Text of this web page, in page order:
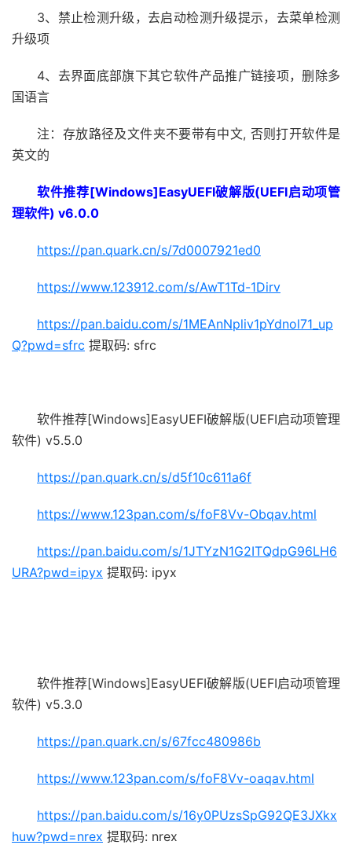
3、禁止检测升级，去启动检测升级提示，去菜单检测
升级项
4、去界面底部旗下其它软件产品推广链接项，删除多
国语言
注：存放路径及文件夹不要带有中文, 否则打开软件是
英文的
软件推荐[Windows]EasyUEFI破解版(UEFI启动项管
理软件) v6.0.0
https://pan.quark.cn/s/7d0007921ed0
https://www.123912.com/s/AwT1Td-1Dirv
https://pan.baidu.com/s/1MEAnNpliv1pYdnol71_up
Q?pwd=sfrc 提取码: sfrc
软件推荐[Windows]EasyUEFI破解版(UEFI启动项管理
软件) v5.5.0
https://pan.quark.cn/s/d5f10c611a6f
https://www.123pan.com/s/foF8Vv-Obqav.html
https://pan.baidu.com/s/1JTYzN1G2ITQdpG96LH6
URA?pwd=ipyx 提取码: ipyx
软件推荐[Windows]EasyUEFI破解版(UEFI启动项管理
软件) v5.3.0
https://pan.quark.cn/s/67fcc480986b
https://www.123pan.com/s/foF8Vv-oaqav.html
https://pan.baidu.com/s/16y0PUzsSpG92QE3JXkx
huw?pwd=nrex 提取码: nrex